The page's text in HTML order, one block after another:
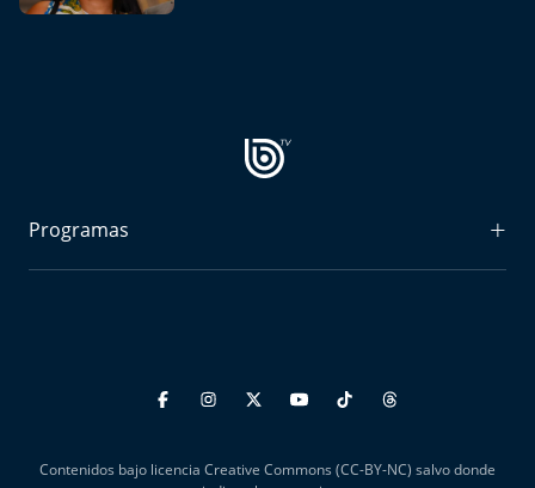
Programas
Podría Ser Peor
Contenidos bajo licencia Creative Commons (CC-BY-NC) salvo donde